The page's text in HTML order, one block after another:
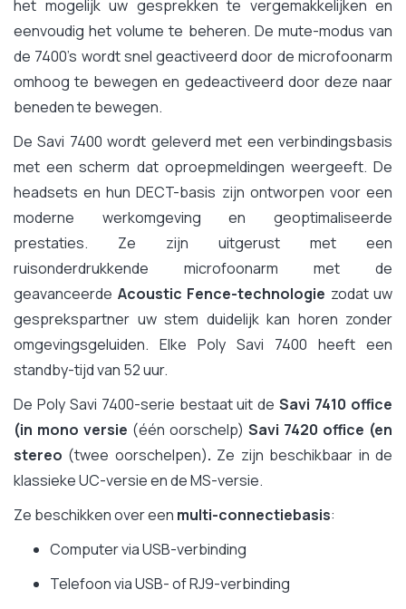
het mogelijk uw gesprekken te vergemakkelijken en
eenvoudig het volume te beheren. De mute-modus van
de 7400's wordt snel geactiveerd door de microfoonarm
omhoog te bewegen en gedeactiveerd door deze naar
beneden te bewegen.
De Savi 7400 wordt geleverd met een verbindingsbasis
met een scherm dat oproepmeldingen weergeeft. De
headsets en hun DECT-basis zijn ontworpen voor een
moderne werkomgeving en geoptimaliseerde
prestaties. Ze zijn uitgerust met een
ruisonderdrukkende microfoonarm met de
geavanceerde Acoustic Fence-technologie zodat uw
gesprekspartner uw stem duidelijk kan horen zonder
omgevingsgeluiden. Elke Poly Savi 7400 heeft een
standby-tijd van 52 uur.
De Poly Savi 7400-serie bestaat uit deSavi 7410 office
(in mono versie (één oorschelp) Savi 7420 office (en
stereo (twee oorschelpen). Ze zijn beschikbaar in de
klassieke UC-versie en de MS-versie.
Ze beschikken over een multi-connectiebasis:
Computer via USB-verbinding
Telefoon via USB- of RJ9-verbinding